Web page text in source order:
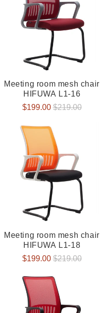
Meeting room mesh chair
HIFUWA L1-16
Verkaufspreis
$199.00 Normaler
$219.00
Meeting room mesh chair
HIFUWA L1-18
Verkaufspreis
$199.00 Normaler
$219.00